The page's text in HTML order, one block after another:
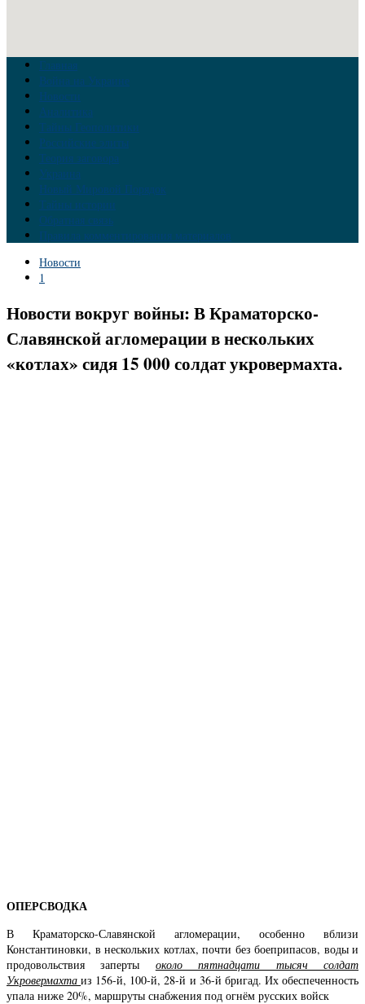
Главная
Война на Украине
Новости
Аналитика
Тайны Геополитики
Российские элиты
Теория заговора
Украина
Новый Мировой Порядок
Тайны истории
Обратная связь
Правила комментирования материалов
Новости
1
Новости вокруг войны: В Краматорско-
Славянской агломерации в нескольких
«котлах» сидя 15 000 солдат укровермахта.
ОПЕРСВОДКА
В Краматорско-Славянской агломерации, особенно вблизи
Константиновки, в нескольких котлах, почти без боеприпасов, воды и
продовольствия заперты около пятнадцати тысяч солдат
Укровермахтаиз 156-й, 100-й, 28-й и 36-й бригад. Их обеспеченность
упала ниже 20%, маршруты снабжения под огнём русских войск